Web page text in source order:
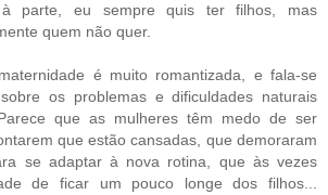
à parte, eu sempre quis ter filhos, mas
quem não quer.
é muito romantizada, e fala-se
os problemas e dificuldades naturais
que as mulheres têm medo de ser
que estão cansadas, que demoraram
se adaptar à nova rotina, que às vezes
de ficar um pouco longe dos filhos...